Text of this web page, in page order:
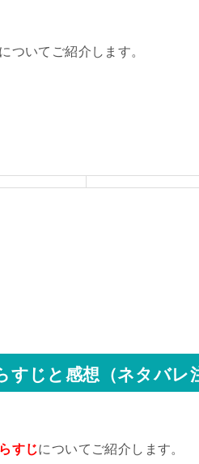
についてご紹介します。
じと感想（ネタバレ
すじについてご紹介します。